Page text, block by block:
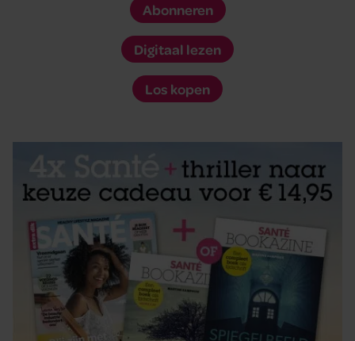
Abonneren
Digitaal lezen
Los kopen